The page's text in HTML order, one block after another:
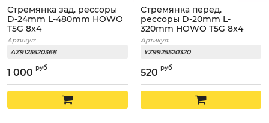
Стремянка зад. рессоры
D-24mm L-480mm HOWO
T5G 8x4
Артикул:
AZ9125520368
1 000 руб
Стремянка перед.
рессоры D-20mm L-
320mm HOWO T5G 8x4
Артикул:
YZ9925520320
520 руб